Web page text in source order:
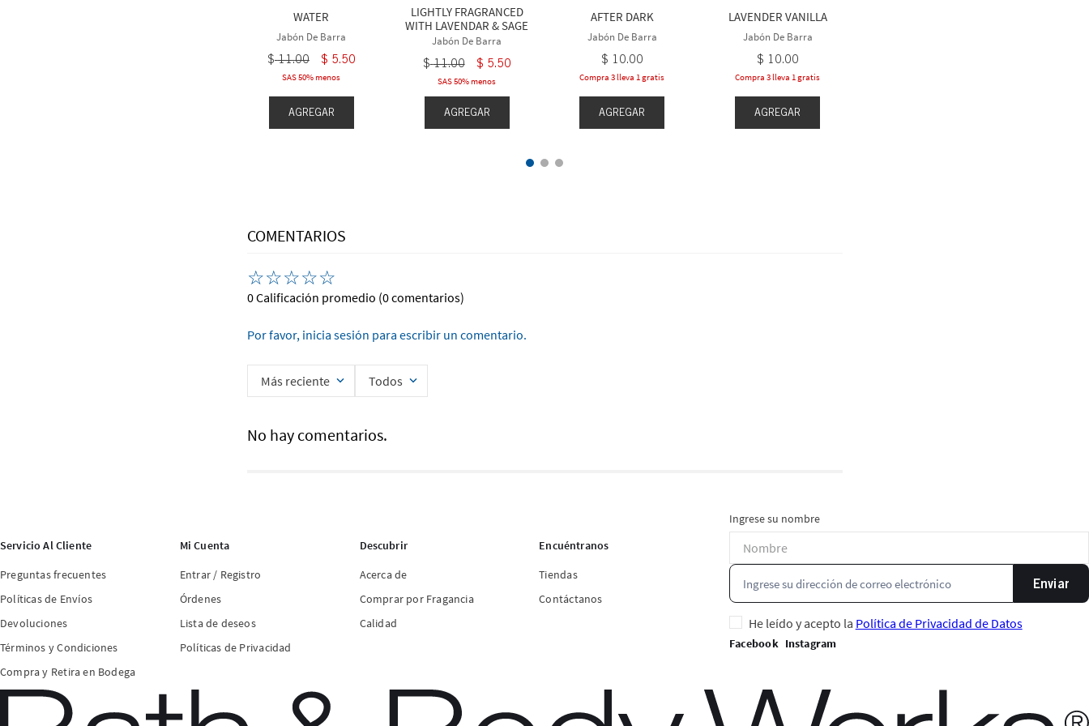
WATER
Jabón De Barra
$ 11.00 $ 5.50
SAS 50% menos
AGREGAR
LIGHTLY FRAGRANCED
WITH LAVENDAR & SAGE
Jabón De Barra
$ 11.00 $ 5.50
SAS 50% menos
AGREGAR
AFTER DARK
Jabón De Barra
$ 10.00
Compra 3 lleva 1 gratis
AGREGAR
LAVENDER VANILLA
Jabón De Barra
$ 10.00
Compra 3 lleva 1 gratis
AGREGAR
COMENTARIOS
☆☆☆☆☆
0 Calificación promedio (0 comentarios)
Por favor, inicia sesión para escribir un comentario.
Más reciente Todos
No hay comentarios.
Servicio Al Cliente
Preguntas frecuentes
Políticas de Envíos
Devoluciones
Términos y Condiciones
Compra y Retira en Bodega
Mi Cuenta
Entrar / Registro
Órdenes
Lista de deseos
Políticas de Privacidad
Descubrir
Acerca de
Comprar por Fragancia
Calidad
Encuéntranos
Tiendas
Contáctanos
Ingrese su nombre
Enviar
He leído y acepto la Política de Privacidad de Datos